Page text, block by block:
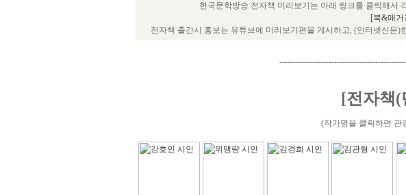
한국문학방송 전자책 미리보기는 아래 링크를 클릭해서
[북&매거
전자책 출간시 홍보는 유튜브에 미리보기편을 게시하고, (인터넷신문
[전자책(
(작가명을 클릭하면 관